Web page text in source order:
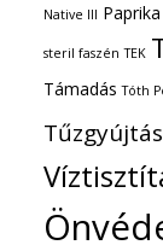
Native III Paprika
steril faszén TEK
Támadás Tóth
Tűzgyújtás